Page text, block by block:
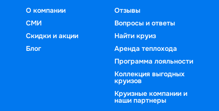
О компании
СМИ
Скидки и акции
Блог
Отзывы
Вопросы и ответы
Найти круиз
Аренда теплохода
Программа лояльности
Коллекция выгодных
круизов
Круизные компании и
наши партнеры